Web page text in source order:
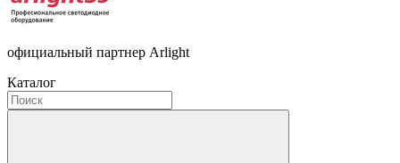
официальный партнер Arlight
Каталог